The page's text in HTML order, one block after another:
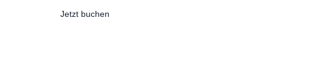
Jetzt buchen